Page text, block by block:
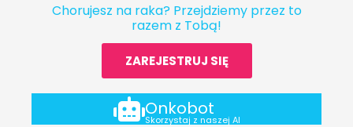
Chorujesz na raka? Przejdziemy przez to
razem z Tobą!
ZAREJESTRUJ SIĘ
Onkobot
Skorzystaj z naszej AI